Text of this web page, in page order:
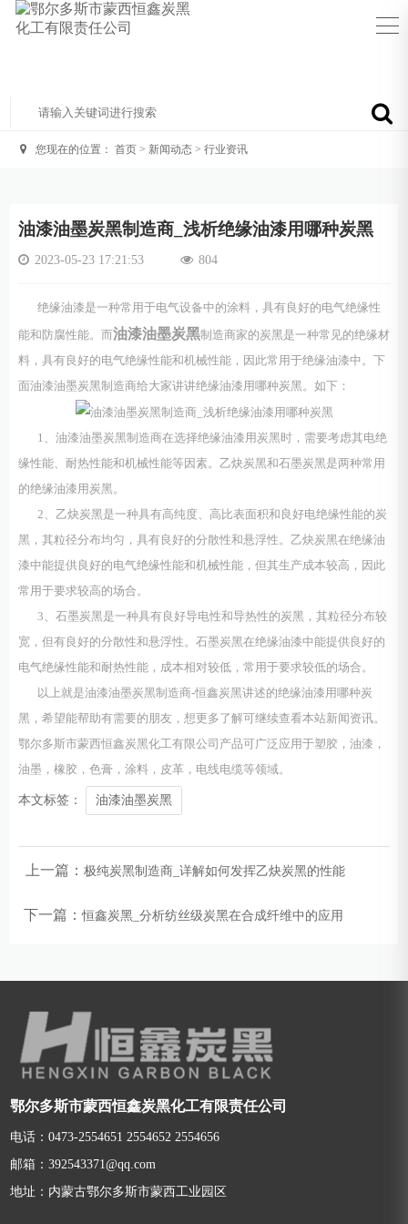
您现在的位置：首页 > 新闻动态 >行业资讯
油漆油墨炭黑制造商_浅析绝缘油漆用哪种炭黑
2023-05-23 17:21:53 804
绝缘油漆是一种常用于电气设备中的涂料，具有良好的电气绝缘性
能和防腐性能。而油漆油墨炭黑制造商家的炭黑是一种常见的绝缘材
料，具有良好的电气绝缘性能和机械性能，因此常用于绝缘油漆中。下
面油漆油墨炭黑制造商给大家讲讲绝缘油漆用哪种炭黑。如下：
1、油漆油墨炭黑制造商在选择绝缘油漆用炭黑时，需要考虑其电绝
缘性能、耐热性能和机械性能等因素。乙炔炭黑和石墨炭黑是两种常用
的绝缘油漆用炭黑。
2、乙炔炭黑是一种具有高纯度、高比表面积和良好电绝缘性能的炭
黑，其粒径分布均匀，具有良好的分散性和悬浮性。乙炔炭黑在绝缘油
漆中能提供良好的电气绝缘性能和机械性能，但其生产成本较高，因此
常用于要求较高的场合。
3、石墨炭黑是一种具有良好导电性和导热性的炭黑，其粒径分布较
宽，但有良好的分散性和悬浮性。石墨炭黑在绝缘油漆中能提供良好的
电气绝缘性能和耐热性能，成本相对较低，常用于要求较低的场合。
以上就是油漆油墨炭黑制造商-恒鑫炭黑讲述的绝缘油漆用哪种炭
黑，希望能帮助有需要的朋友，想更多了解可继续查看本站新闻资讯。
鄂尔多斯市蒙西恒鑫炭黑化工有限公司产品可广泛应用于塑胶，油漆，
油墨，橡胶，色膏，涂料，皮革，电线电缆等领域。
本文标签： 油漆油墨炭黑
上一篇： 极纯炭黑制造商_详解如何发挥乙炔炭黑的性能
下一篇：恒鑫炭黑_分析纺丝级炭黑在合成纤维中的应用
鄂尔多斯市蒙西恒鑫炭黑化工有限责任公司
电话：0473-2554651 2554652 2554656
邮箱：392543371@qq.com
地址：内蒙古鄂尔多斯市蒙西工业园区